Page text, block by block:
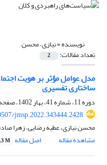
نویسنده =نیازی، محسن
تعداد مقالات: 2
مدل عوامل مؤثر بر هویت
ساختاری تفسیری
دوره 11، شماره 41، بهار 1402، صفحه
jmsp.2022.343444.2428
محسن نیازی، عطیه رضایی، زهرا
مشاهده مقاله
اصل مقاله M